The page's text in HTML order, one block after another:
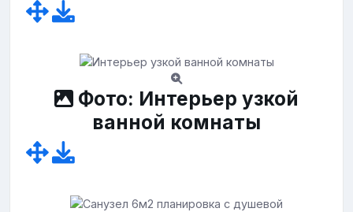
Фото: Интерьер узкой
ванной комнаты